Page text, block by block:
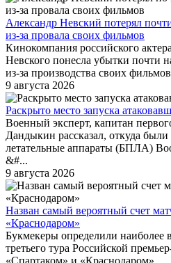
Александр Невский потерял
из-за провала своих фильмов
Кинокомпания российского
Невского понесла убытки почти
из-за производства своих
9 августа 2026
Раскрыто место запуска
Военный эксперт, капитан
Дандыкин рассказал, откуда
летательные аппараты (БПЛА)
&#...
9 августа 2026
Назван самый вероятный счет
«Краснодаром»
Букмекеры определили наиболее
третьего тура Российской